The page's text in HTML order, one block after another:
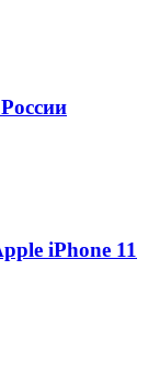
iPhone 11